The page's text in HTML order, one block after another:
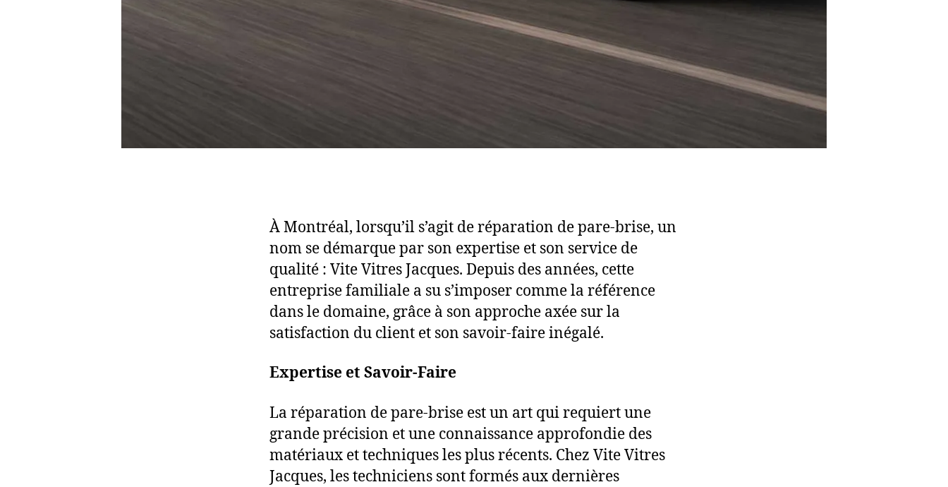
À Montréal, lorsqu’il s’agit de réparation de pare-brise, un
nom se démarque par son expertise et son service de
qualité : Vite Vitres Jacques. Depuis des années, cette
entreprise familiale a su s’imposer comme la référence
dans le domaine, grâce à son approche axée sur la
satisfaction du client et son savoir-faire inégalé.
Expertise et Savoir-Faire
La réparation de pare-brise est un art qui requiert une
grande précision et une connaissance approfondie des
matériaux et techniques les plus récents. Chez Vite Vitres
Jacques, les techniciens sont formés aux dernières